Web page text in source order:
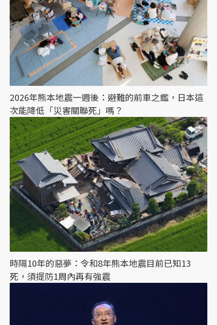
2026年熊本地震一週後：避難的前車之鑑，日本這
次能降低「災害關聯死」嗎？
時隔10年的惡夢：令和8年熊本地震目前已知13
死，須提防1周內再有強震